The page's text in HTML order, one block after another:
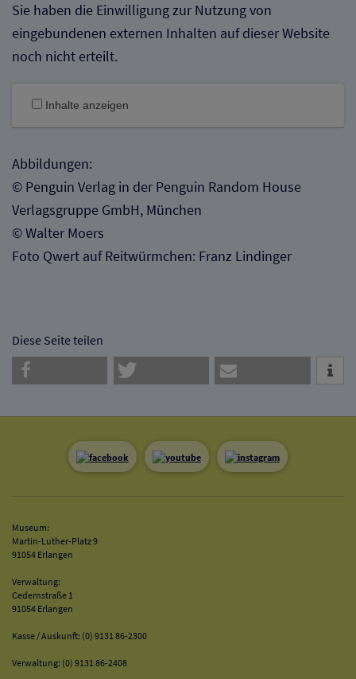
Sie haben die Einwilligung zur Nutzung von
eingebundenen externen Inhalten auf dieser Website
noch nicht erteilt.
Inhalte anzeigen
Abbildungen:
© Penguin Verlag in der Penguin Random House
Verlagsgruppe GmbH, München
© Walter Moers
Foto Qwert auf Reitwürmchen: Franz Lindinger
Diese Seite teilen
Museum:
Martin-Luther-Platz 9
91054 Erlangen
Verwaltung:
Cedernstraße 1
91054 Erlangen
Kasse / Auskunft: (0) 9131 86-2300
Verwaltung: (0) 9131 86-2408